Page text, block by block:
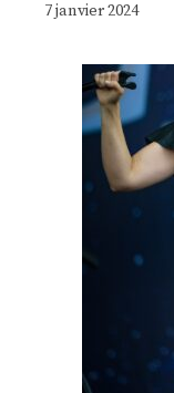
7 janvier 2024